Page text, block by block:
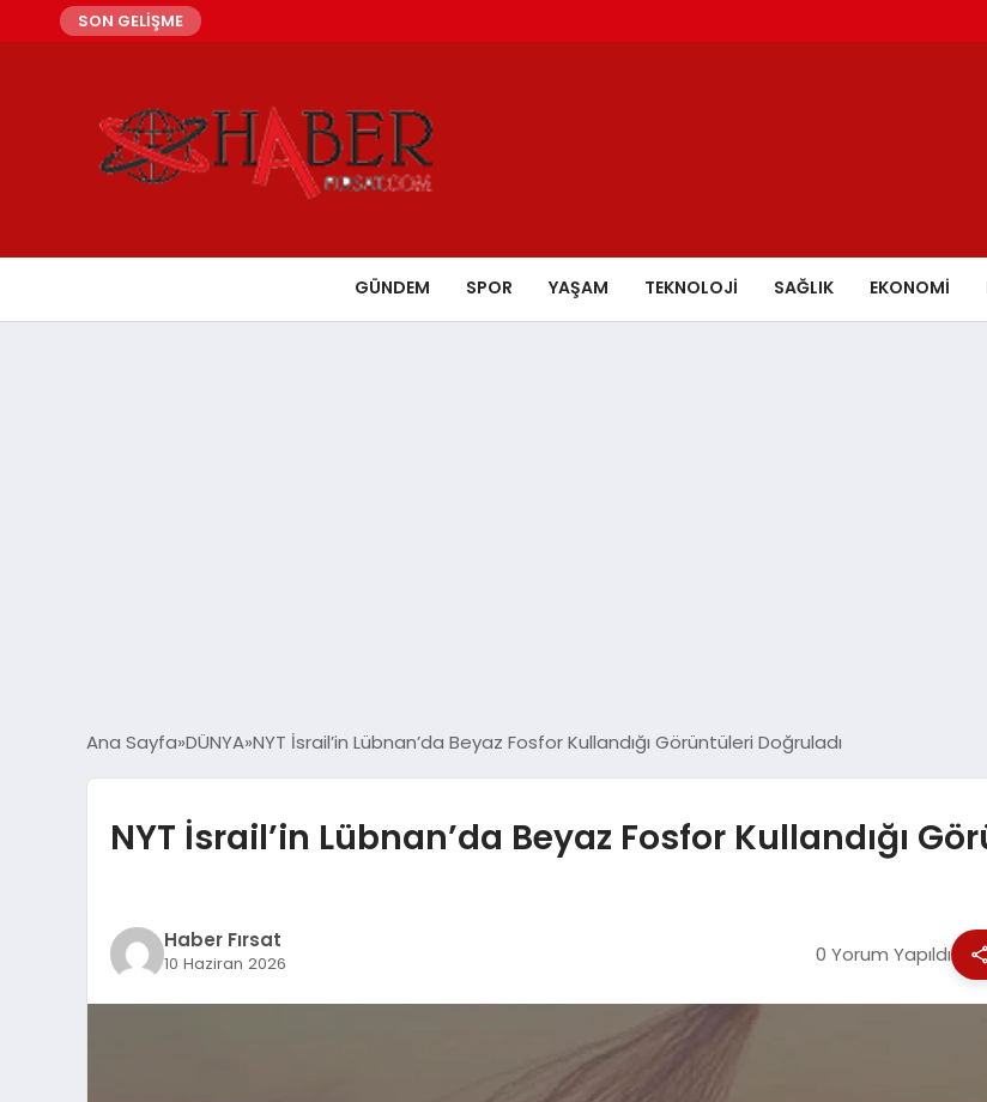
SON GELİŞME
GÜNDEM SPOR YAŞAM TEKNOLOJİ SAĞLIK EKONOMİ
Ana Sayfa DÜNYA NYT İsrail’in Lübnan’da Beyaz Fosfor Kullandığı Görüntüleri Doğruladı
NYT İsrail’in Lübnan’da Beyaz Fosfor Kullandığı
Haber Fırsat
10 Haziran 2026 0 Yorum Yapıldı